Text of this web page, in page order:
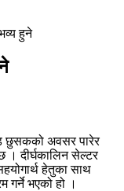
हुने
छुसकको अवसर पारेर
। दीर्घकालिन सेल्टर
हेतुका साथ
गर्ने भएको हो ।